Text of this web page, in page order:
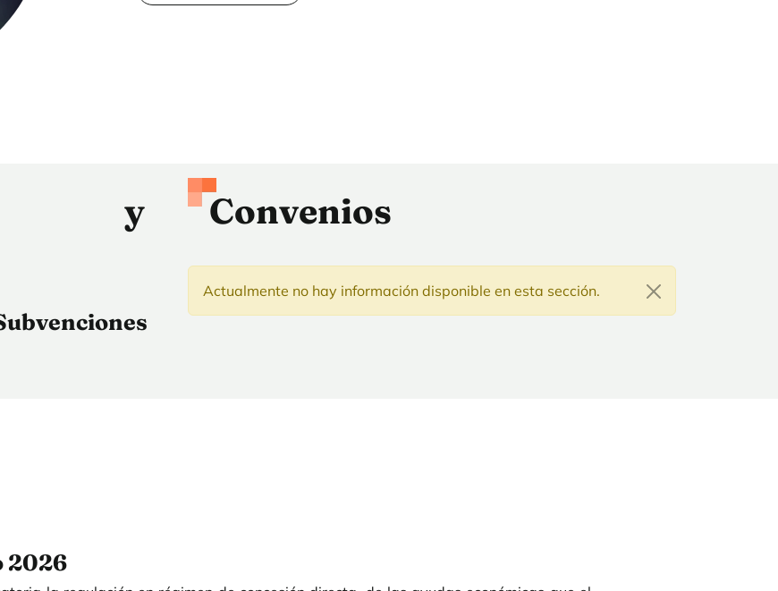
y
Convenios
Actualmente no hay información disponible en esta sección.
2026